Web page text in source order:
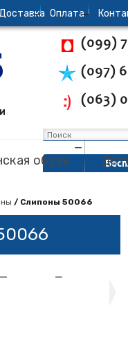
Oплата
(099)
(097)
(063)
обувь
/ Слипоны 50066